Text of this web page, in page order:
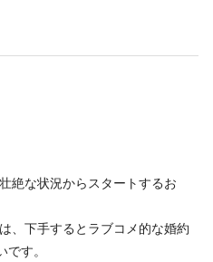
絶な状況からスタートするお
、下手するとラブコメ的な婚約
す。